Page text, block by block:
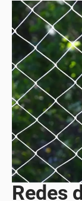
Redes